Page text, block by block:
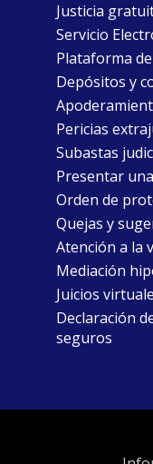
Justicia
Servicio
Plataforma
Depósitos y
Pericias
Subastas
Presentar
Orden de
Quejas y
Atención a la
Mediación
Juicios
Declaración
seguros